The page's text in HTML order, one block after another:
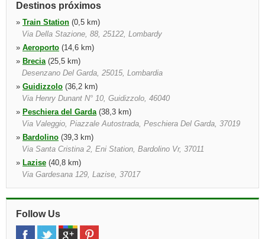
Destinos próximos
» Train Station (0,5 km)
Via Della Stazione, 88, 25122, Lombardy
» Aeroporto (14,6 km)
» Brecia(25,5 km)
Desenzano Del Garda, 25015, Lombardia
» Guidizzolo (36,2 km)
Via Henry Dunant N° 10, Guidizzolo, 46040
» Peschiera del Garda(38,3 km)
Via Valeggio, Piazzale Autostrada, Peschiera Del Garda, 37019
» Bardolino (39,3 km)
Via Santa Cristina 2, Eni Station, Bardolino Vr, 37011
» Lazise (40,8 km)
Via Gardesana 129, Lazise, 37017
»Bergamo Aeroporto(42,8 km)
Bergamo, 24050, Lombardia
Follow Us